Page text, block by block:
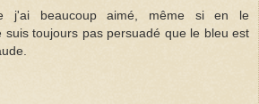
j'ai beaucoup aimé, même si en le
suis toujours pas persuadé que le bleu est